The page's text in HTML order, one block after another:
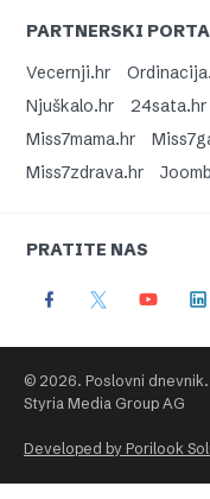
PARTNERSKI
Vecernji.hr
Njuškalo.hr
24sata.hr
Miss7mama.hr
Miss7zdrava.hr
PRATITE NAS
© 2026. Poslovni dnevnik.
Styria Media Group AG
Developed by Porilook